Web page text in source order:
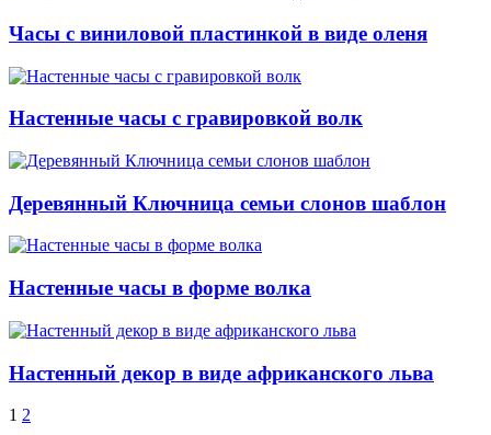
Часы с виниловой пластинкой в виде оленя
Настенные часы с гравировкой волк
Деревянный Ключница семьи слонов шаблон
Настенные часы в форме волка
Настенный декор в виде африканского льва
1 2